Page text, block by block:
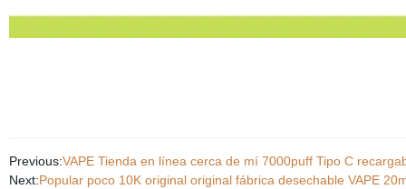
Previous:VAPE Tienda en línea cerca de mí 7000puff Tipo C
Next:Popular poco 10K original original fábrica desechable VAPE